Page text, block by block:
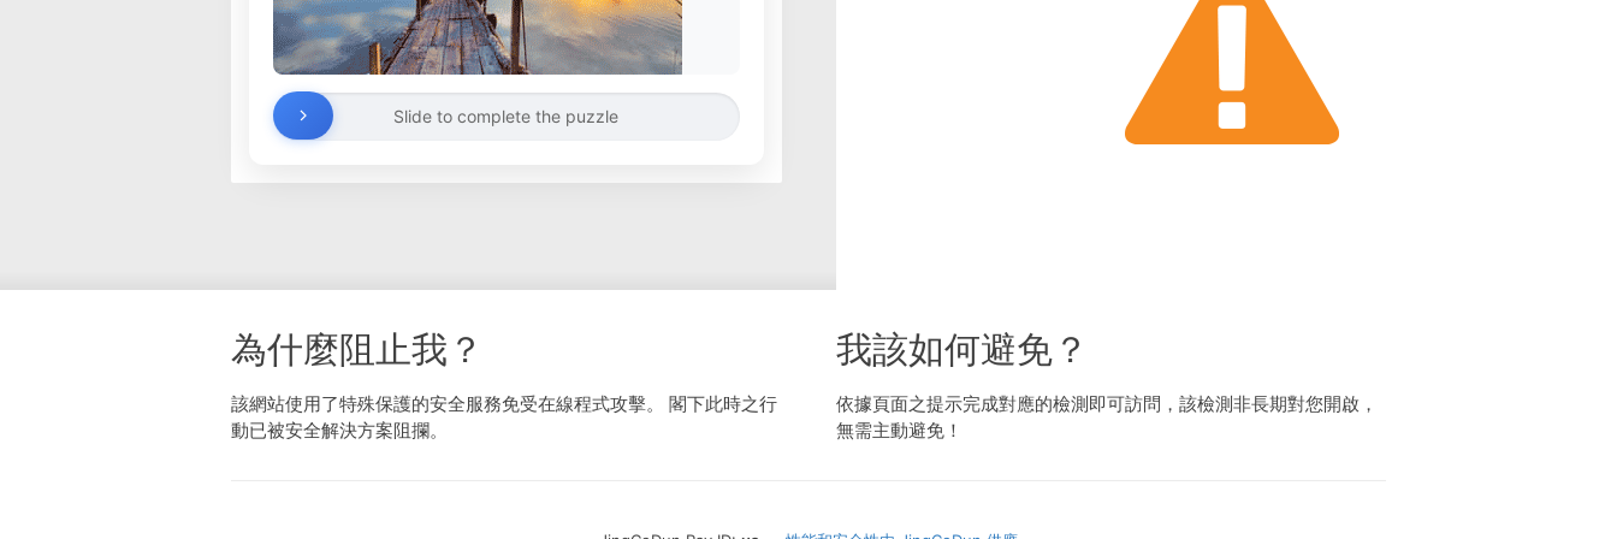
Slide to complete the puzzle
為什麼阻止我？
該網站使用了特殊保護的安全服務免受在線程式攻擊。 閣下此時之行
動已被安全解決方案阻攔。
我該如何避免？
依據頁面之提示完成對應的檢測即可訪問，該檢測非長期對您開啟，
無需主動避免！